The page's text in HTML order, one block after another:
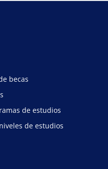
becas
de estudios
de estudios